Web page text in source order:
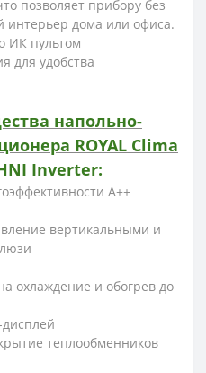
позволяет прибору без
интерьер дома или офиса.
ИК пультом
для удобства
напольно-
ROYAL Clima
Inverter:
А++
вертикальными и
охлаждение и обогрев до
теплообменников